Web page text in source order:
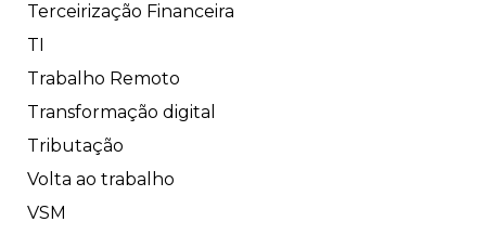
Terceirização Financeira
TI
Trabalho Remoto
Transformação digital
Tributação
Volta ao trabalho
VSM